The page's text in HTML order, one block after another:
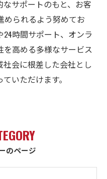
サポートのもと、お客
められるよう努めてお
時間サポート、オンラ
高める多様なサービス
会に根差した会社とし
いただけます。
のページ